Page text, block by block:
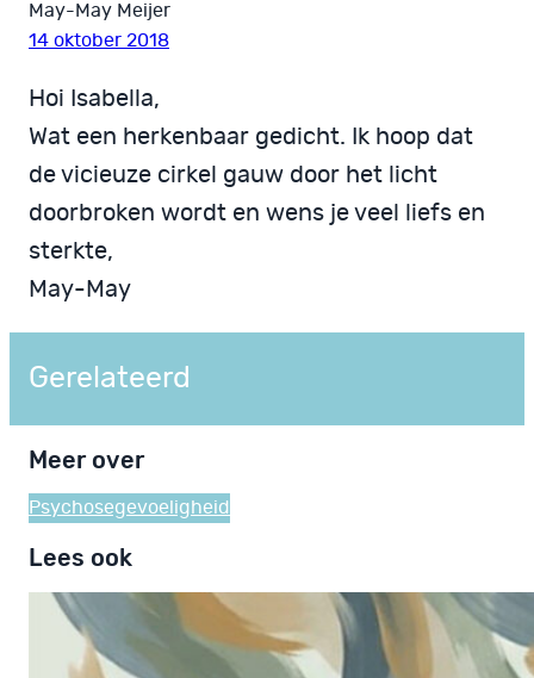
May-May Meijer
14 oktober 2018
Hoi Isabella,
Wat een herkenbaar gedicht. Ik hoop dat
de vicieuze cirkel gauw door het licht
doorbroken wordt en wens je veel liefs en
sterkte,
May-May
Gerelateerd
Meer over
Psychosegevoeligheid
Lees ook